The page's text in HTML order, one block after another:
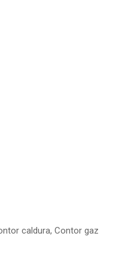
caldura, Contor gaz